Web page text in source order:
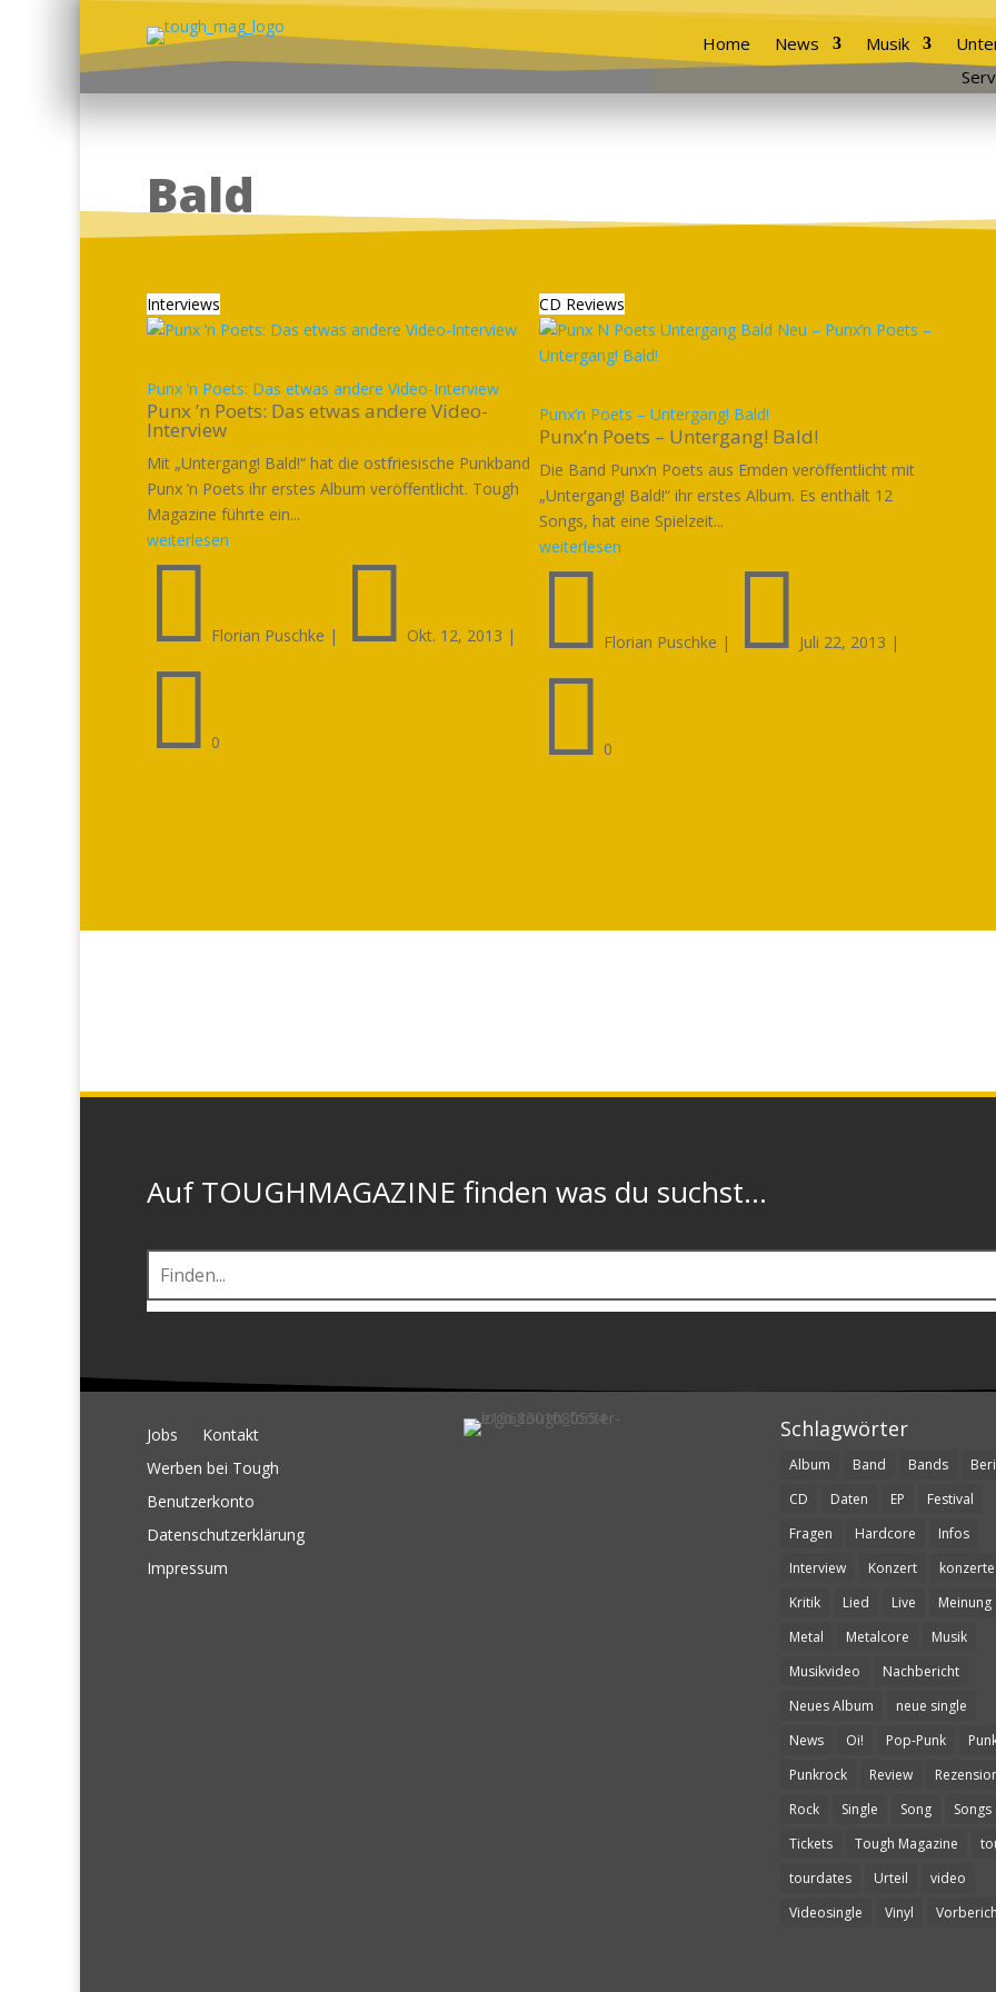
Home News Musik
Bald
Interviews
Punx ’n Poets: Das etwas andere Video-Interview
Punx ’n Poets: Das etwas andere Video-
Interview
Mit „Untergang! Bald!“ hat die ostfriesische Punkband
Punx ’n Poets ihr erstes Album veröffentlicht. Tough
Magazine führte ein...
weiterlesen
 Florian Puschke |  Okt. 12, 2013 |
 0
CD Reviews
Punx’n Poets – Untergang! Bald!
Punx’n Poets – Untergang! Bald!
Die Band Punx’n Poets aus Emden veröffentlicht mit
„Untergang! Bald!“ ihr erstes Album. Es enthält 12
Songs, hat eine Spielzeit...
weiterlesen
 Florian Puschke |  Juli 22, 2013 |
 0
Auf TOUGHMAGAZINE finden was du suchst...
Jobs
Kontakt
Werben bei Tough
Benutzerkonto
Datenschutzerklärung
Impressum
Schlagwörter
Album Band Bands
CD
Daten EP
Festival
Fragen
Hardcore
Infos
Interview
Konzert
konzerte
Kritik
Lied Live
Meinung
Metal
Metalcore
Musik
Musikvideo
Nachbericht
Neues Album
neue single
News
Oi! Pop-Punk
Punkrock
Review
Rock
Single Song
Songs
Tickets
Tough Magazine
tourdates
Urteil
video
Videosingle
Vinyl